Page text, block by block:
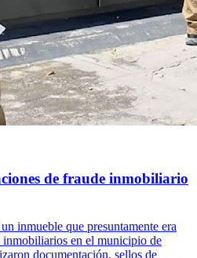
de fraude inmobiliario
inmueble que presuntamente era
inmobiliarios en el municipio de
documentación, sellos de